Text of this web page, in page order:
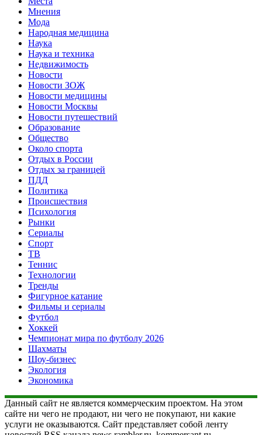
Мнения
Мода
Народная медицина
Наука
Наука и техника
Недвижимость
Новости
Новости ЗОЖ
Новости медицины
Новости Москвы
Новости путешествий
Образование
Общество
Около спорта
Отдых в России
Отдых за границей
ПДД
Политика
Происшествия
Психология
Рынки
Сериалы
Спорт
ТВ
Теннис
Технологии
Тренды
Фигурное катание
Фильмы и сериалы
Футбол
Хоккей
Чемпионат мира по футболу 2026
Шахматы
Шоу-бизнес
Экология
Экономика
Данный сайт не является коммерческим проектом. На этом
сайте ни чего не продают, ни чего не покупают, ни какие
услуги не оказываются. Сайт представляет собой ленту